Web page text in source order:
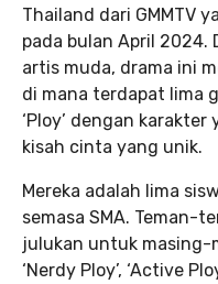
Thailand dari GMMTV
pada bulan April
artis muda, drama ini
di mana terdapat lima
‘Ploy’ dengan
kisah cinta yang unik.
Mereka adalah lima
semasa SMA. Teman-
julukan untuk masing-
‘Nerdy Ploy’, ‘Active